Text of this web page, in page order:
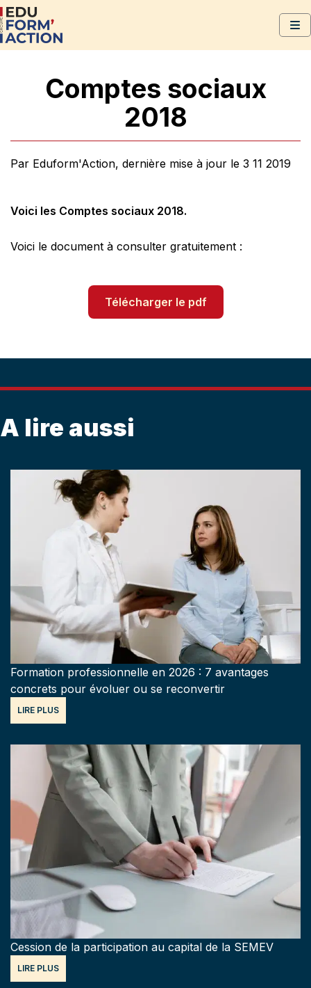
Comptes sociaux
2018
Par Eduform'Action, dernière mise à jour le 3 11 2019
Voici les Comptes sociaux 2018.
Voici le document à consulter gratuitement :
Télécharger le pdf
A lire aussi
Formation professionnelle en 2026 : 7 avantages
concrets pour évoluer ou se reconvertir
LIRE PLUS
Cession de la participation au capital de la SEMEV
LIRE PLUS